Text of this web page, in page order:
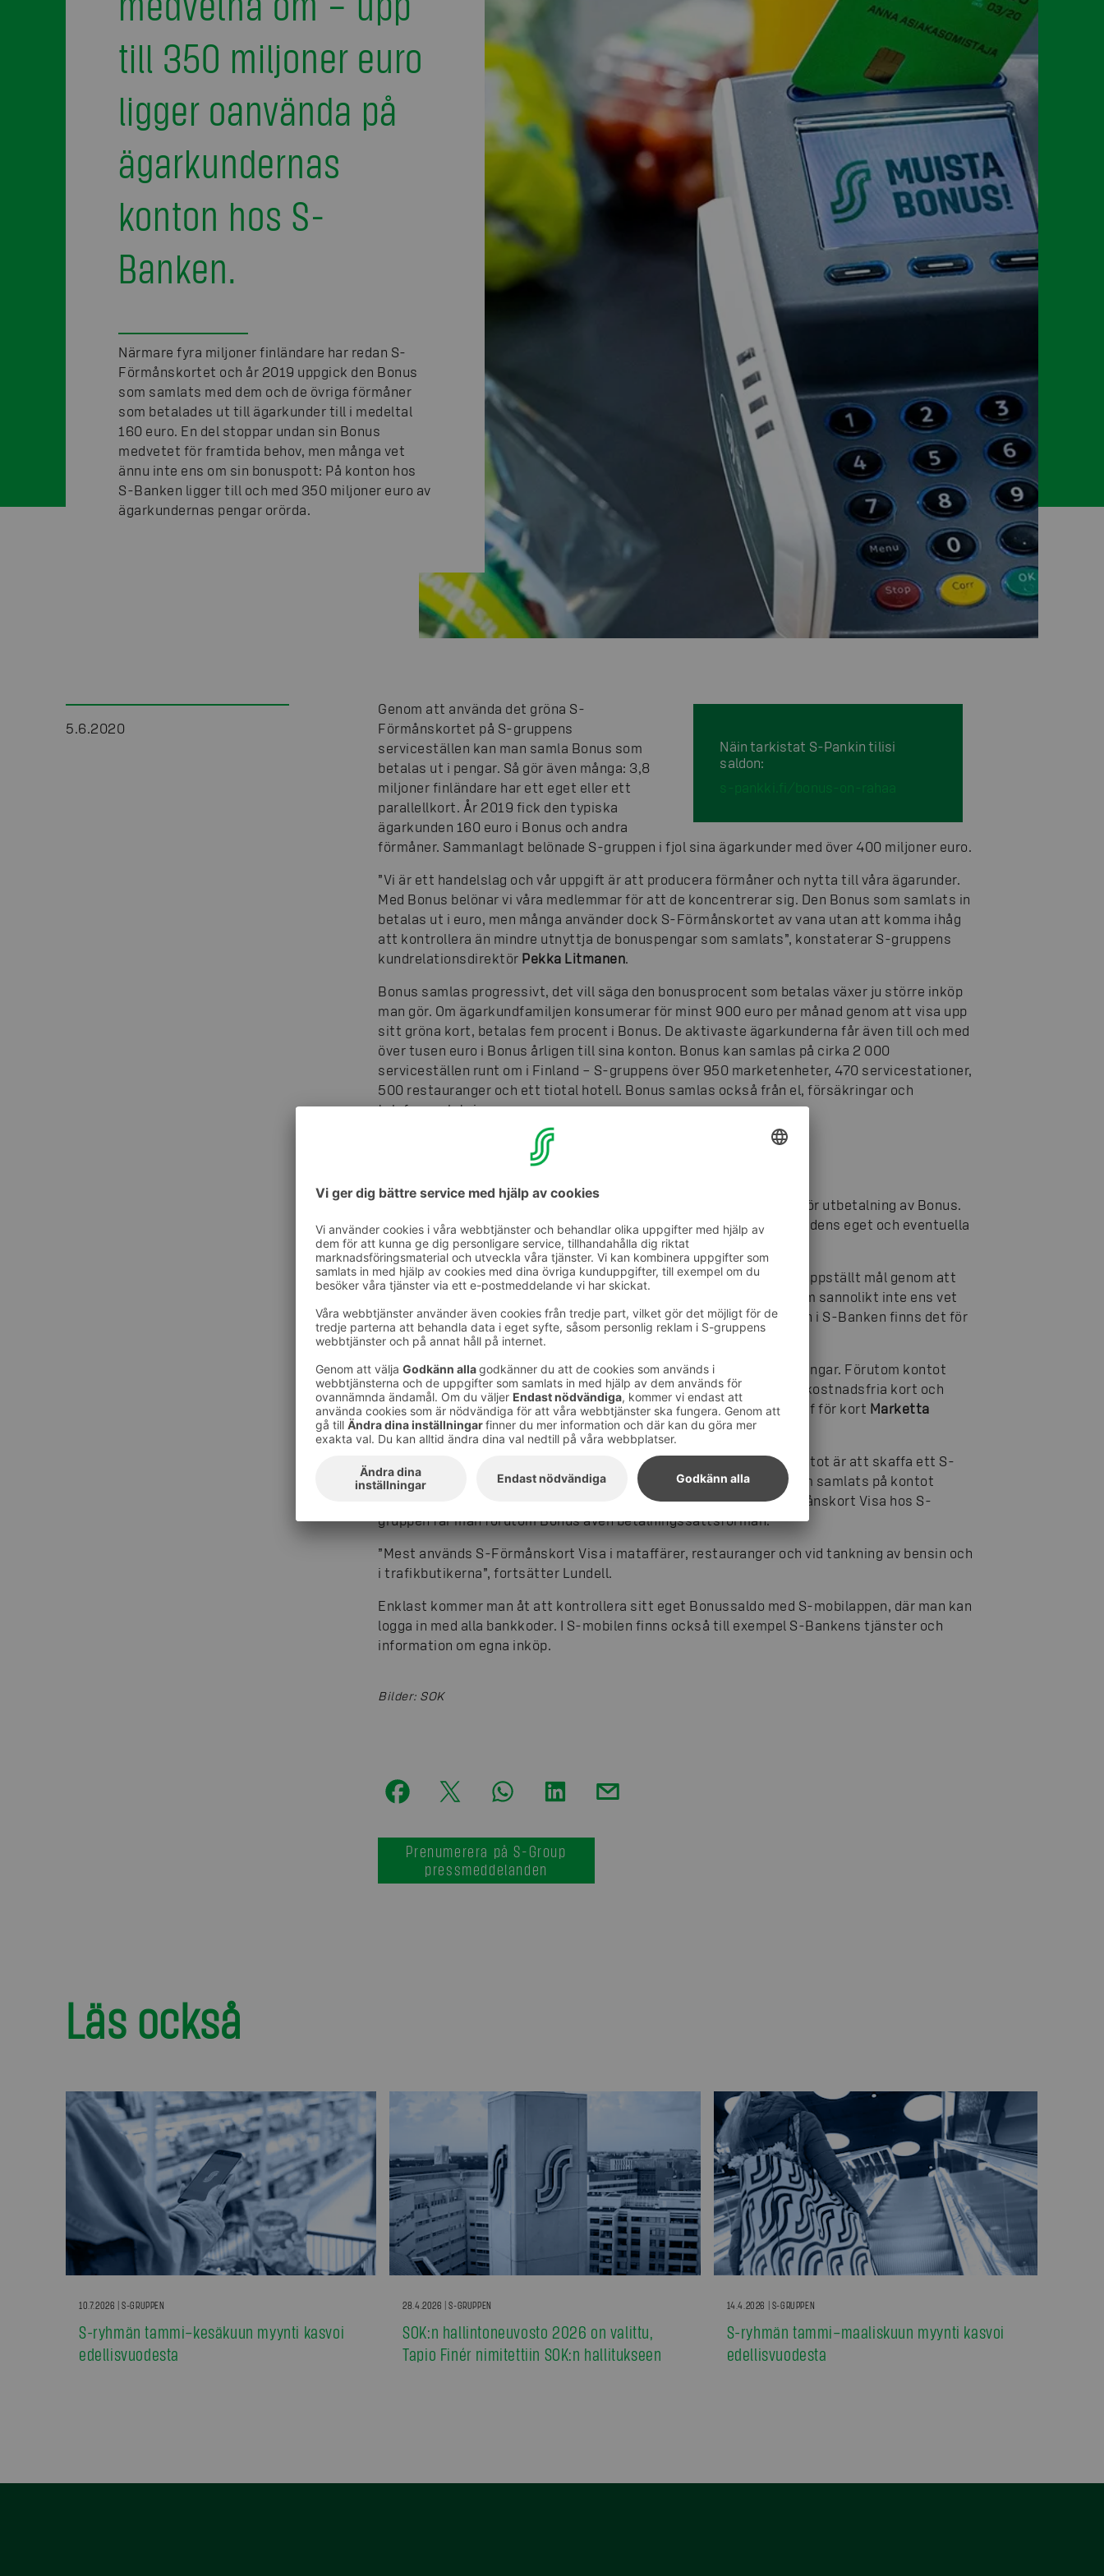
till 350 miljoner euro
ligger oanvända på
ägarkundernas
konton hos S-
Banken.
Närmare fyra miljoner finländare har redan S-
Förmånskortet och år 2019 uppgick den Bonus
som samlats med dem och de övriga förmåner
som betalades ut till ägarkunder till i medeltal
160 euro. En del stoppar undan sin Bonus
medvetet för framtida behov, men många vet
ännu inte ens om sin bonuspott: På konton hos
S-Banken ligger till och med 350 miljoner euro av
ägarkundernas pengar orörda.
5.6.2020
Näin tarkistat S-Pankin tilisi
saldon:
s-pankki.fi/bonus-on-rahaa
Genom att använda det gröna S-
Förmånskortet på S-gruppens
serviceställen kan man samla Bonus som
betalas ut i pengar. Så gör även många: 3,8
miljoner finländare har ett eget eller ett
parallellkort. År 2019 fick den typiska
ägarkunden 160 euro i Bonus och andra
förmåner. Sammanlagt belönade S-gruppen i fjol sina ägarkunder med över 400 miljoner euro.
”Vi är ett handelslag och vår uppgift är att producera förmåner och nytta till våra ägarunder.
Med Bonus belönar vi våra medlemmar för att de koncentrerar sig. Den Bonus som samlats in
betalas ut i euro, men många använder dock S-Förmånskortet av vana utan att komma ihåg
att kontrollera än mindre utnyttja de bonuspengar som samlats”, konstaterar S-gruppens
kundrelationsdirektör Pekka Litmanen.
Bonus samlas progressivt, det vill säga den bonusprocent som betalas växer ju större inköp
man gör. Om ägarkundfamiljen konsumerar för minst 900 euro per månad genom att visa upp
sitt gröna kort, betalas fem procent i Bonus. De aktivaste ägarkunderna får även till och med
över tusen euro i Bonus årligen till sina konton. Bonus kan samlas på cirka 2 000
serviceställen runt om i Finland – S-gruppens över 950 marketenheter, 470 servicestationer,
500 restauranger och ett tiotal hotell. Bonus samlas också från el, försäkringar och
telefonanslutningar.
I samband med att man blir ägarkund öppnas ett konto i S-banken för utbetalning av Bonus.
Till kontot betalas varje månad den Bonus som samlas från ägarkundens eget och eventuella
parallellkort.
En del av ägarkunderna sparar medvetet för framtiden eller för ett uppställt mål genom att
överföra Bonus på fond, men bland spararna finns det även dem, som sannolikt inte ens vet
om de bonuspengar som väntar på kontot. På ägarkundernas konton i S-Banken finns det för
närvarande till och med 350 miljoner euro i oanvända pengar.
”Vi arbetar kontinuerligt för att få våra kunder att utnyttja dessa pengar. Förutom kontot
erbjuder vi till exempel ägarkunderna och deras familjemedlemmar kostnadsfria kort och
bankkoder, med vilka kontot kan användas”, säger produktgruppchef för kort Marketta
Lundellfrån S-Banken.
Det enklaste sättet att få tillgång till pengarna som samlats på kontot är att skaffa ett S-
Förmånskort Visa med betalfunktion. Med kortet kan de pengar som samlats på kontot
användas för betalning överallt i världen. Vid betalning med S-Förmånskort Visa hos S-
gruppen får man förutom Bonus även betalningssättsförmån.
”Mest används S-Förmånskort Visa i mataffärer, restauranger och vid tankning av bensin och
i trafikbutikerna”, fortsätter Lundell.
Enklast kommer man åt att kontrollera sitt eget Bonussaldo med S-mobilappen, där man kan
logga in med alla bankkoder. I S-mobilen finns också till exempel S-Bankens tjänster och
information om egna inköp.
Bilder: SOK
Prenumerera på S-Group
pressmeddelanden
Läs också
10.7.2026 | S-GRUPPEN
S-ryhmän tammi–kesäkuun myynti kasvoi
edellisvuodesta
28.4.2026 | S-GRUPPEN
SOK:n hallintoneuvosto 2026 on valittu,
Tapio Finér nimitettiin SOK:n hallitukseen
14.4.2026 | S-GRUPPEN
S-ryhmän tammi–maaliskuun myynti kasvoi
edellisvuodesta